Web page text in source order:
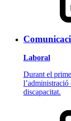
Laboral
Durant el
l’administració
discapacitat.